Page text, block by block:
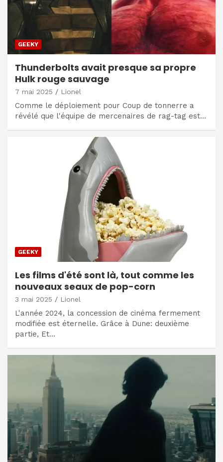
GEEKY
Thunderbolts avait presque sa propre
Hulk rouge sauvage
7 mai 2025 Lionel
Comme le déploiement pour Coup de tonnerre a
révélé que l'équipe de mercenaires de rag-tag est…
GEEKY
Les films d'été sont là, tout comme les
nouveaux seaux de pop-corn
3 mai 2025 Lionel
L'année 2024, la concession de cinéma fermement
modifiée est éternelle. Grâce à Dune: deuxième
partie, Et…